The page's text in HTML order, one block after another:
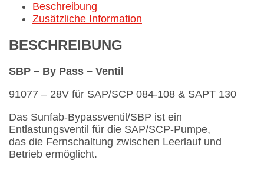
Beschreibung
Zusätzliche Information
BESCHREIBUNG
SBP – By Pass – Ventil
91077 – 28V für SAP/SCP 084-108 & SAPT 130
Das Sunfab-Bypassventil/SBP ist ein
Entlastungsventil für die SAP/SCP-Pumpe,
das die Fernschaltung zwischen Leerlauf und
Betrieb ermöglicht.